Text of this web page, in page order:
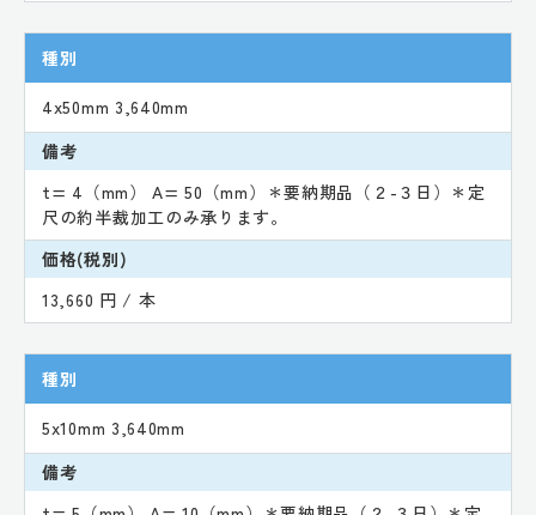
種別
4x50mm 3,640mm
備考
t= 4（mm） A= 50（mm）＊要納期品（２-３日）＊定
尺の約半裁加工のみ承ります。
価格(税別)
13,660 円 / 本
種別
5x10mm 3,640mm
備考